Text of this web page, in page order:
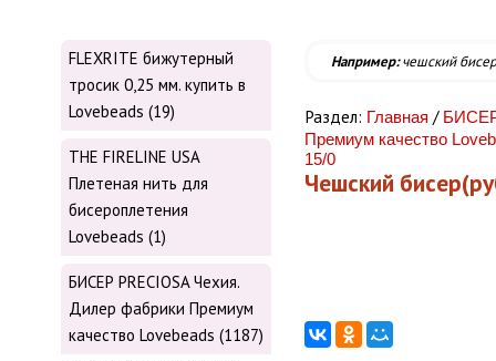
FLEXRITE бижутерный
тросик 0,25 мм. купить в
Lovebeads (19)
THE FIRELINE USA
Плетеная нить для
бисероплетения
Lovebeads (1)
БИСЕР PRECIOSA Чехия.
Дилер фабрики Премиум
качество Lovebeads (1187)
Например:чешский бисер
Раздел: Главная / БИСЕР
Премиум качество
15/0
Чешский